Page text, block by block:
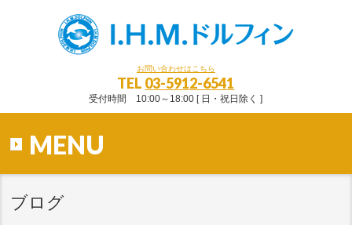
お問い合わせはこちら
TEL 03-5912-6541
受付時間 10:00～18:00 [ 日・祝日除く ]
MENU
ブログ